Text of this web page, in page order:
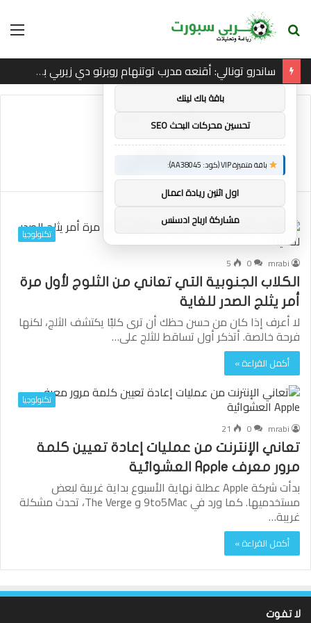
بحث
ساندرو تونالي: أقنعه مدرب توتنهام روبرتو دي زيربي بسرعة بالتوقيع
تعاني
تعاني
تكنولوجيا
mrabi
0
5
الكلاب الجنوبية التي تعاني من الثلوج لأول مرة
أمر يثلج الصدر للغاية
لا أعرف إذا كان من حسن حظك أن ترى كلبًا يكتشف الثلج، لكنها
فرحة خالصة. أتذكر أول تساقط للثلج على…
أكمل القراءة »
تكنولوجيا
mrabi
0
21
تعاني الإنترنت من عمليات إعادة تعيين كلمة
مرور معرف Apple العشوائية
بدأت شركة Apple عطلة نهاية الأسبوع بداية غريبة لبعض
مستخدميها. كما ورد في 9to5Mac و The Verge، تحدث مشكلة
غريبة…
أكمل القراءة »
لا تفوت
توصيات :
باقة متميزة VIP (كود: AA11138):
باقة باك لينك
تحسين محركات البحث SEO
باقة متميزة VIP (كود: AA38045):
اول اثنين ريادة اعمال
مشاركة ارباح ادسنس